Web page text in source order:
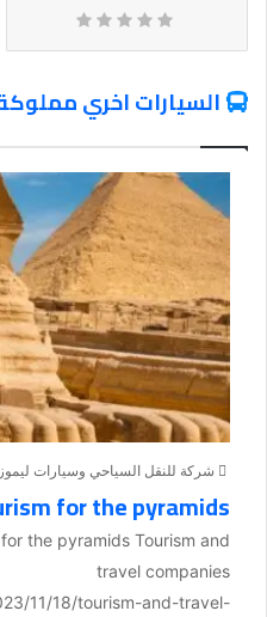
السيارات اخري
شركة للنقل السياحي وسيارات
for the pyramids
the pyramids Tourism and
travel companies
11/18/tourism-and-travel-